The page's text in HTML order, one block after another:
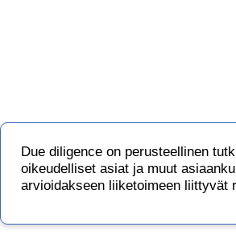
Due diligence on perusteellinen
oikeudelliset asiat ja muut
arvioidakseen liiketoimeen liittyvät